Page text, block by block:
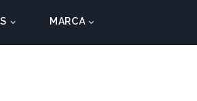
MARCA